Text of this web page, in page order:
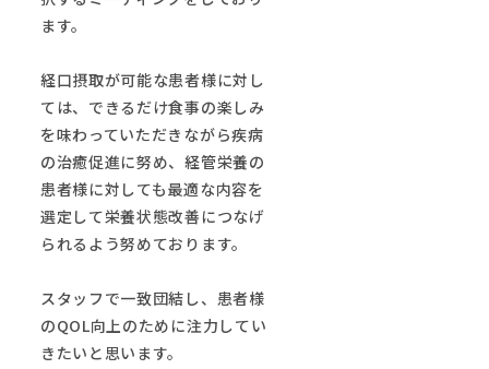
ます。
経口摂取が可能な患者様に対し
ては、できるだけ食事の楽しみ
を味わっていただきながら疾病
の治癒促進に努め、経管栄養の
患者様に対しても最適な内容を
選定して栄養状態改善につなげ
られるよう努めております。
スタッフで一致団結し、患者様
のQOL向上のために注力してい
きたいと思います。